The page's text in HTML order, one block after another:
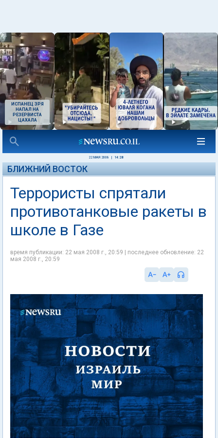
ИСПАНЕЦ ЗРЯ
НАПАЛ НА
РЕЗЕРВИСТА
ЦАХАЛА
22 МАЯ 2008 14:28
БЛИЖНИЙ ВОСТОК
Террористы спрятали
противотанковые ракеты в
школе в Газе
время публикации: 22 мая 2008 г., 20:59 | последнее обновление: 22
мая 2008 г., 20:59